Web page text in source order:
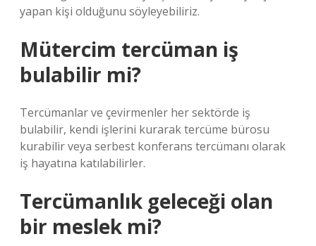
yapan kişi olduğunu söyleyebiliriz.
Mütercim tercüman iş
bulabilir mi?
Tercümanlar ve çevirmenler her sektörde iş
bulabilir, kendi işlerini kurarak tercüme bürosu
kurabilir veya serbest konferans tercümanı olarak
iş hayatına katılabilirler.
Tercümanlık geleceği olan
bir meslek mi?